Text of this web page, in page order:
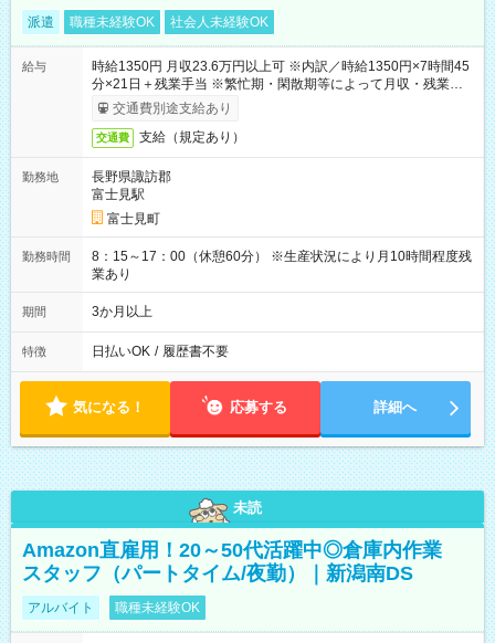
派遣 職種未経験OK 社会人未経験OK
給与
時給1350円 月収23.6万円以上可 ※内訳／時給1350円×7時間45
分×21日＋残業手当 ※繁忙期・閑散期等によって月収・残業時間
は変動します ＊日払い・仮払いOK（アプリでカンタン申請！）
交通費別途支給あり
交通費 支給（規定あり）
勤務地
長野県諏訪郡
富士見駅
富士見町
勤務時間
8：15～17：00（休憩60分） ※生産状況により月10時間程度残
業あり
期間 3か月以上
特徴 日払いOK / 履歴書不要
気になる！ 応募する 詳細へ
未読
Amazon直雇用！20～50代活躍中◎倉庫内作業
スタッフ（パートタイム/夜勤）｜新潟南DS
アルバイト 職種未経験OK